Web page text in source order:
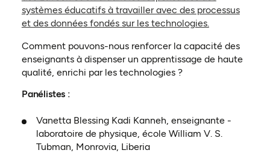
systèmes éducatifs à travailler avec des processus
et des données fondés sur les technologies.
Comment pouvons-nous renforcer la capacité des
enseignants à dispenser un apprentissage de haute
qualité, enrichi par les technologies ?
Panélistes :
Vanetta Blessing Kadi Kanneh, enseignante -
laboratoire de physique, école William V. S.
Tubman, Monrovia, Liberia